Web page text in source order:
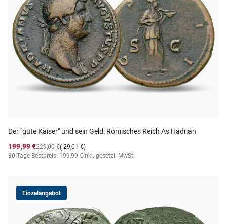
Der "gute Kaiser" und sein Geld: Römisches Reich As Hadrian
199,99 €
(-29,01 €)
229,00 €
30-Tage-Bestpreis: 199,99 €inkl. gesetzl. MwSt.
Einzelangebot